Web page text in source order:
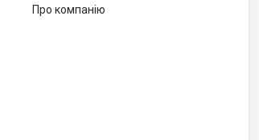
Про компанію